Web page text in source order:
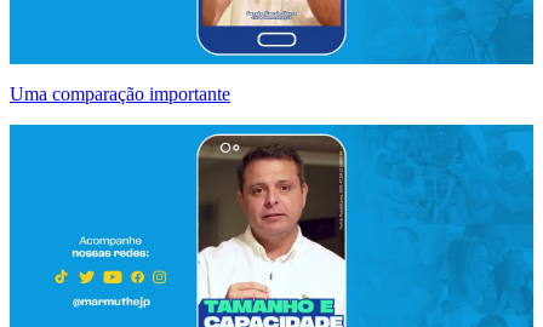
Uma comparação importante